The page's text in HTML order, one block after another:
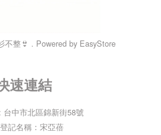
不整👙 . Powered by EasyStore
速連結
台中市北區錦新街58號
記名稱：宋亞蓓